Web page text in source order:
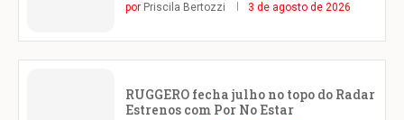
por Priscila Bertozzi 3 de agosto de 2026
RUGGERO fecha julho no topo do Radar
Estrenos com Por No Estar